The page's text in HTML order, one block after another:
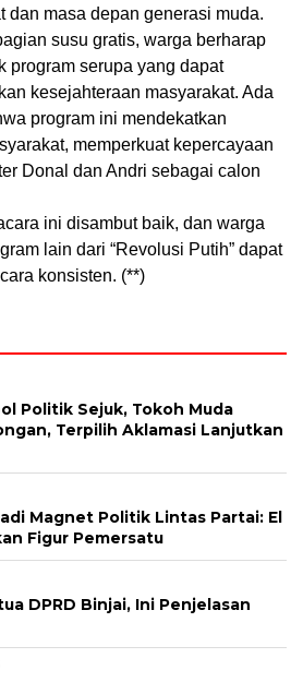
dan masa depan generasi muda.
susu gratis, warga berharap
program serupa yang dapat
kesejahteraan masyarakat. Ada
program ini mendekatkan
memperkuat kepercayaan
Donal dan Andri sebagai calon
ini disambut baik, dan warga
lain dari “Revolusi Putih” dapat
konsisten. (**)
Politik Sejuk, Tokoh Muda
Terpilih Aklamasi Lanjutkan
Magnet Politik Lintas Partai: El
Figur Pemersatu
DPRD Binjai, Ini Penjelasan